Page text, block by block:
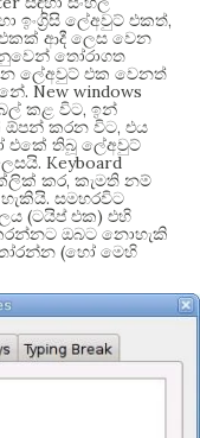
ඉංග්‍රිසි ලේඅවුට් එකත්,
එකක් ආදී ලෙස වෙන
තෝරාගත
ලේඅවුට් එක වෙනත්
. New windows
කළ විට, ඉන්
කරන විට, එය
තිබූ ලේඅවුට්
. Keyboard
කර, කැමති නම්
. සමහරවිට
(ටයිප් එක) එහි
ඔබට නොහැකි
(හෝ මෙහි